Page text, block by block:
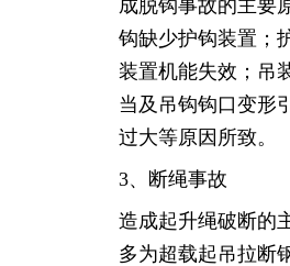
成脱钩事故的主要
钩缺少护钩装置；
装置机能失效；吊
当及吊钩钩口变形
过大等原因所致。
3、断绳事故
造成起升绳破断的
多为超载起吊拉断